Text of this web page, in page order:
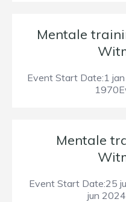
Mentale
Event Start Date:1
Mentale
Event Start Date:25
jun